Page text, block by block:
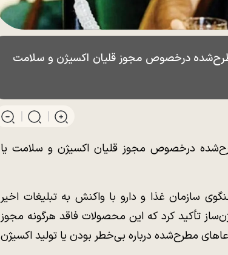
درخصوص مجوز قلیان اکسیژن و سلامت
درخصوص مجوز قلیان اکسیژن و سلامت یا
سازمان غذا و دارو با واکنش به تبلیغات اخیر
تأکید کرد که این محصولات فاقد هرگونه مجوز
مطرح‌شده درباره بی‌خطر بودن یا تولید اکسیژن